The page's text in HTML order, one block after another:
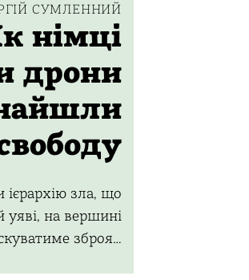
СУМЛЕННИЙ
німці
дрони
зла, що
уяві, на вершині
зброя…